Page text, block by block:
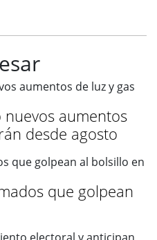
nuevos aumentos
desde agosto
que golpean